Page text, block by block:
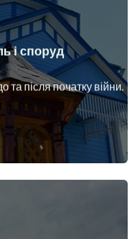
і споруд
та після початку війни.
до та після початку